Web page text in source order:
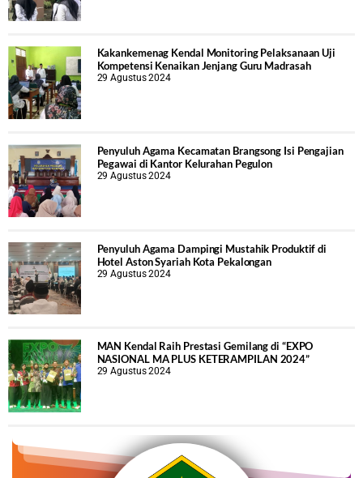
Kakankemenag Kendal Monitoring Pelaksanaan Uji
Kompetensi Kenaikan Jenjang Guru Madrasah
29 Agustus 2024
Penyuluh Agama Kecamatan Brangsong Isi Pengajian
Pegawai di Kantor Kelurahan Pegulon
29 Agustus 2024
Penyuluh Agama Dampingi Mustahik Produktif di
Hotel Aston Syariah Kota Pekalongan
29 Agustus 2024
MAN Kendal Raih Prestasi Gemilang di “EXPO
NASIONAL MA PLUS KETERAMPILAN 2024”
29 Agustus 2024